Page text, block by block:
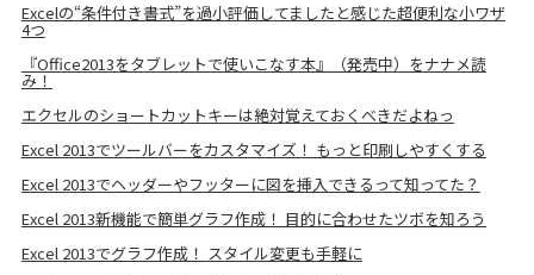
Excelの“条件付き書式”を過小評価してましたと感じた超便利な小ワザ
4つ
『Office2013をタブレットで使いこなす本』（発売中）をナナメ読
み！
エクセルのショートカットキーは絶対覚えておくべきだよねっ
Excel 2013でツールバーをカスタマイズ！ もっと印刷しやすくする
Excel 2013でヘッダーやフッターに図を挿入できるって知ってた？
Excel 2013新機能で簡単グラフ作成！ 目的に合わせたツボを知ろう
Excel 2013でグラフ作成！ スタイル変更も手軽に